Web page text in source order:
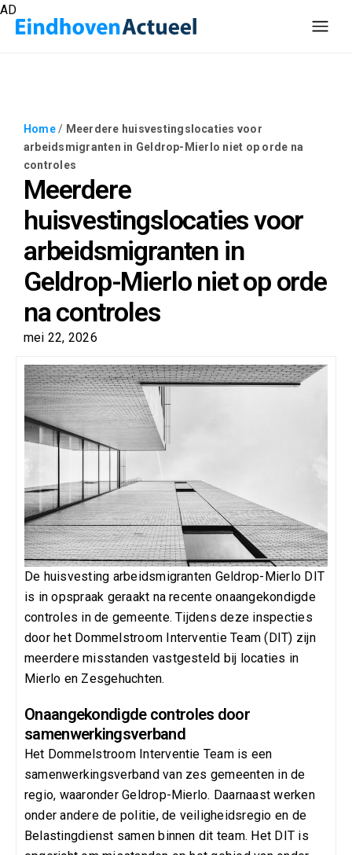
Home/ Meerdere huisvestingslocaties voor
arbeidsmigranten in Geldrop-Mierlo niet op orde na
controles
Meerdere
huisvestingslocaties voor
arbeidsmigranten in
Geldrop-Mierlo niet op orde
na controles
mei 22, 2026
De huisvesting arbeidsmigranten Geldrop-Mierlo DIT
is in opspraak geraakt na recente onaangekondigde
controles in de gemeente. Tijdens deze inspecties
door het Dommelstroom Interventie Team (DIT) zijn
meerdere misstanden vastgesteld bij locaties in
Mierlo en Zesgehuchten.
Onaangekondigde controles door
samenwerkingsverband
Het Dommelstroom Interventie Team is een
samenwerkingsverband van zes gemeenten in de
regio, waaronder Geldrop-Mierlo. Daarnaast werken
onder andere de politie, de veiligheidsregio en de
Belastingdienst samen binnen dit team. Het DIT is
AD